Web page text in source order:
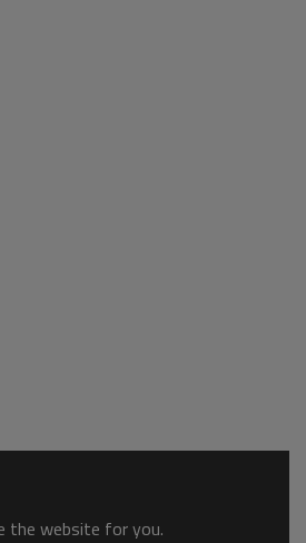
the website for you.